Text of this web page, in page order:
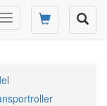
Navigation
umschalten